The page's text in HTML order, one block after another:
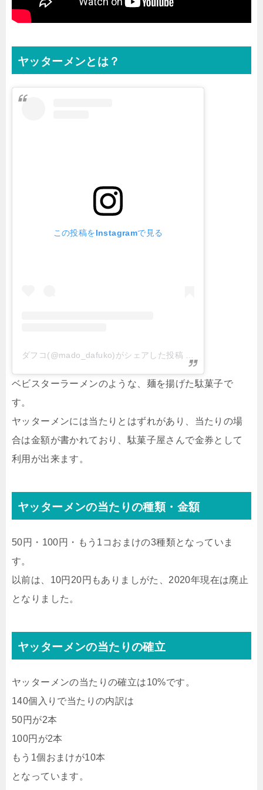
ヤッターメンとは？
この投稿をInstagramで見る
ダフコ(@mado_dafuko)がシェアした投稿
ベビスターラーメンのような、麺を揚げた駄菓子で
す。
ヤッターメンには当たりとはずれがあり、当たりの場
合は金額が書かれており、駄菓子屋さんで金券として
利用が出来ます。
ヤッターメンの当たりの種類・金額
50円・100円・もう1コおまけの3種類となっていま
す。
以前は、10円20円もありましがた、2020年現在は廃止
となりました。
ヤッターメンの当たりの確立
ヤッターメンの当たりの確立は10%です。
140個入りで当たりの内訳は
50円が2本
100円が2本
もう1個おまけが10本
となっています。